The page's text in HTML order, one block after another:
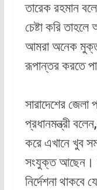
তারেক রহমান
চেষ্টা করি তাহলে
আমরা অনেক মুক্ত
রূপান্তর করতে
সারাদেশের
প্রধানমন্ত্রী
করে এখানে খুব
সংযুক্ত আছেন।
নির্দেশনা